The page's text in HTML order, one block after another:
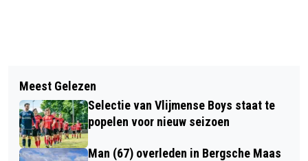
DOUBLETTEN TOERNOOI BIJ BATARD
DRUNEN
DOENER VAN HEUSDEN:
HANDBOOGSPORTVERENIGING
CONSTANTIA
Meest Gelezen
Selectie van Vlijmense Boys staat te
popelen voor nieuw seizoen
Man (67) overleden in Bergsche Maas